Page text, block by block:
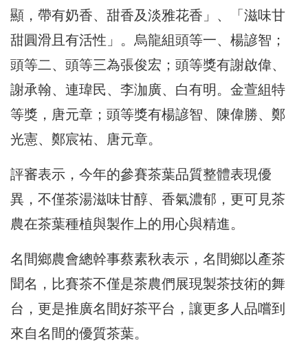
顯，帶有奶香、甜香及淡雅花香」、「滋味甘
甜圓滑且有活性」。烏龍組頭等一、楊諺智；
頭等二、頭等三為張俊宏；頭等獎有謝啟偉、
謝承翰、連瑋民、李泇廣、白有明。金萱組特
等獎，唐元章；頭等獎有楊諺智、陳偉勝、鄭
光憲、鄭宸祐、唐元章。
評審表示，今年的參賽茶葉品質整體表現優
異，不僅茶湯滋味甘醇、香氣濃郁，更可見茶
農在茶葉種植與製作上的用心與精進。
名間鄉農會總幹事蔡素秋表示，名間鄉以產茶
聞名，比賽茶不僅是茶農們展現製茶技術的舞
台，更是推廣名間好茶平台，讓更多人品嚐到
來自名間的優質茶葉。